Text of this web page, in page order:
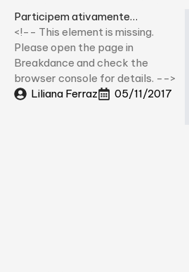
Participem ativamente…
<!-- This element is missing.
Please open the page in
Breakdance and check the
browser console for details. -->
Liliana Ferraz
05/11/2017